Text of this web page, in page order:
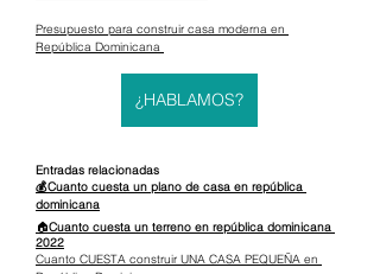
Presupuesto para construir casa moderna en
República Dominicana
¿HABLAMOS?
Entradas relacionadas
💰Cuanto cuesta un plano de casa en república
dominicana
🏠Cuanto cuesta un terreno en república dominicana
2022
Cuanto CUESTA construir UNA CASA PEQUEÑA en